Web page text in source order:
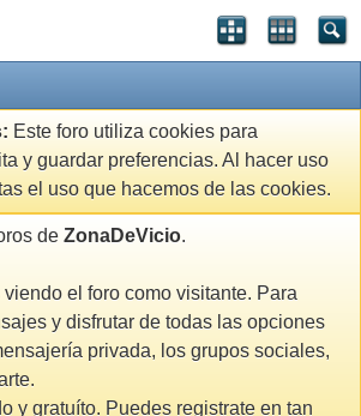
Este foro utiliza cookies para
y guardar preferencias. Al hacer uso
el uso que hacemos de las cookies.
de ZonaDeVicio.
el foro como visitante. Para
y disfrutar de todas las opciones
privada, los grupos sociales,
y gratuíto. Puedes registrate en tan